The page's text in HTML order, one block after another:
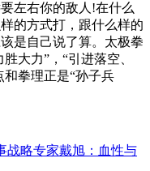
左右你的敌人!在什么
的方式打，跟什么样的
是自己说了算。太极拳
大力”，“引进落空、
和拳理正是“孙子兵
战略专家戴旭：血性与